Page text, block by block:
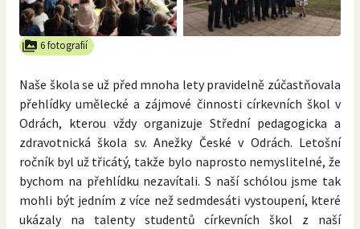
6 fotografií
Naše škola se už před mnoha lety pravidelně zúčastňovala
přehlídky umělecké a zájmové činnosti církevních škol v
Odrách, kterou vždy organizuje Střední pedagogicka a
zdravotnická škola sv. Anežky České v Odrách. Letošní
ročník byl už třicátý, takže bylo naprosto nemyslitelné, že
bychom na přehlídku nezavítali. S naší schólou jsme tak
mohli být jedním z více než sedmdesáti vystoupení, které
ukázaly na talenty studentů církevních škol z naší